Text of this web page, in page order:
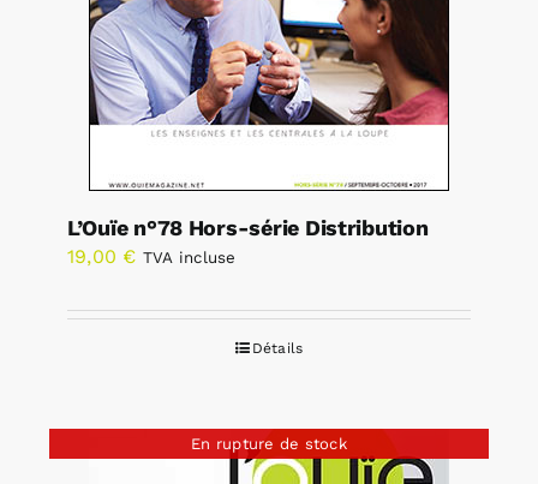
L’Ouïe n°78 Hors-série Distribution
19,00 € TVA incluse
Détails
En rupture de stock